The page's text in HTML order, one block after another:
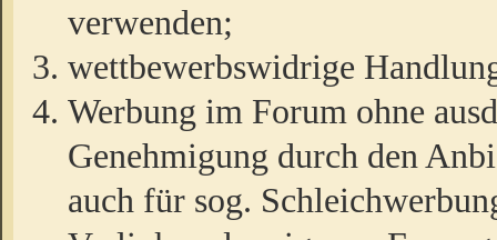
verwenden;
wettbewerbswidrige
Werbung im Forum ohne
Genehmigung durch den
auch für sog.